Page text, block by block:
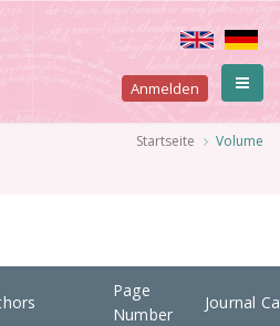
User
account
Anmelden
Startseite Volume
Page
Number
Journal